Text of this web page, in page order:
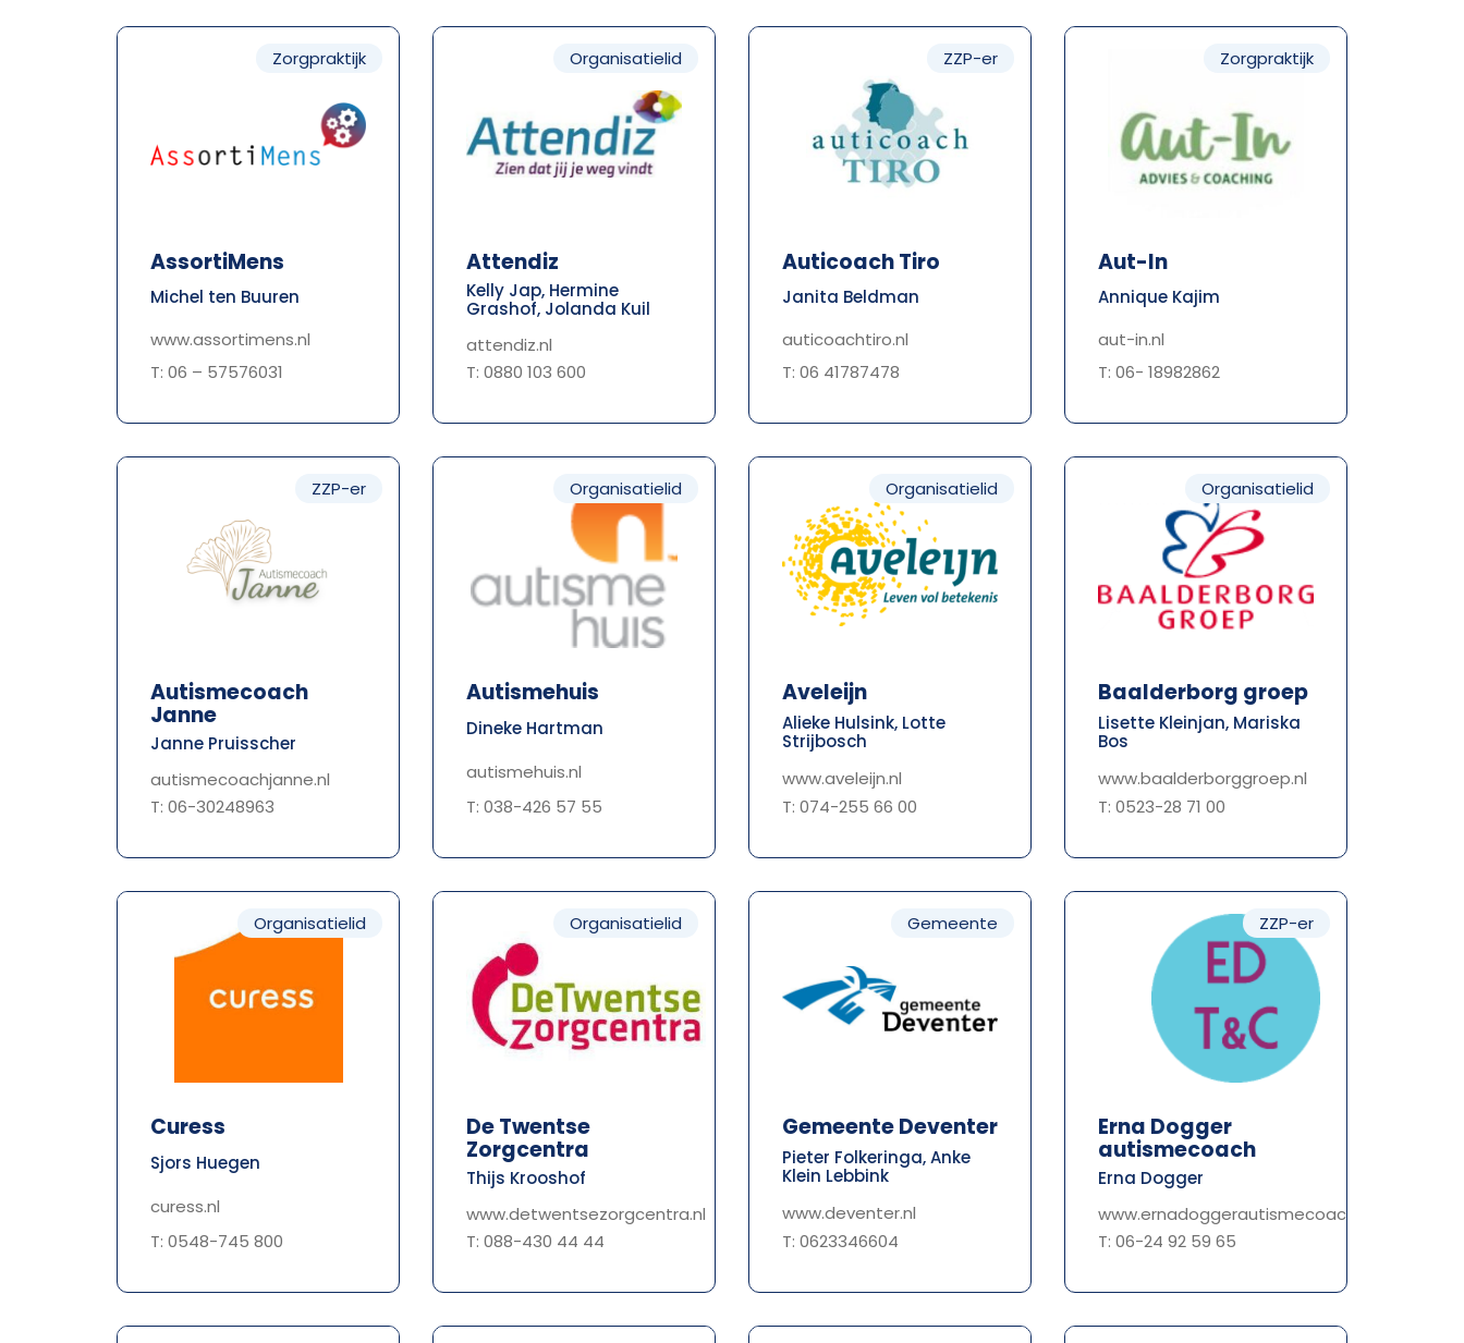
Zorgpraktijk
AssortiMens
Michel ten Buuren
www.assortimens.nl
T: 06 – 57576031
Organisatielid
Attendiz
Kelly Jap, Hermine
Grashof, Jolanda Kuil
attendiz.nl
T: 0880 103 600
ZZP-er
Auticoach Tiro
Janita Beldman
auticoachtiro.nl
T: 06 41787478
Zorgpraktijk
Aut-In
Annique Kajim
aut-in.nl
T: 06- 18982862
ZZP-er
Autismecoach
Janne
Janne Pruisscher
autismecoachjanne.nl
T: 06-30248963
Organisatielid
Autismehuis
Dineke Hartman
autismehuis.nl
T: 038-426 57 55
Organisatielid
Aveleijn
Alieke Hulsink, Lotte
Strijbosch
www.aveleijn.nl
T: 074-255 66 00
Organisatielid
Baalderborg groep
Lisette Kleinjan, Mariska
Bos
www.baalderborggroep.nl
T: 0523-28 71 00
Organisatielid
Curess
Sjors Huegen
curess.nl
T: 0548-745 800
Organisatielid
De Twentse
Zorgcentra
Thijs Krooshof
www.detwentsezorgcentra.nl
T: 088-430 44 44
Gemeente
Gemeente Deventer
Pieter Folkeringa, Anke
Klein Lebbink
www.deventer.nl
T: 0623346604
ZZP-er
Erna Dogger
autismecoach
Erna Dogger
www.ernadoggerautismecoach.nl
T: 06-24 92 59 65